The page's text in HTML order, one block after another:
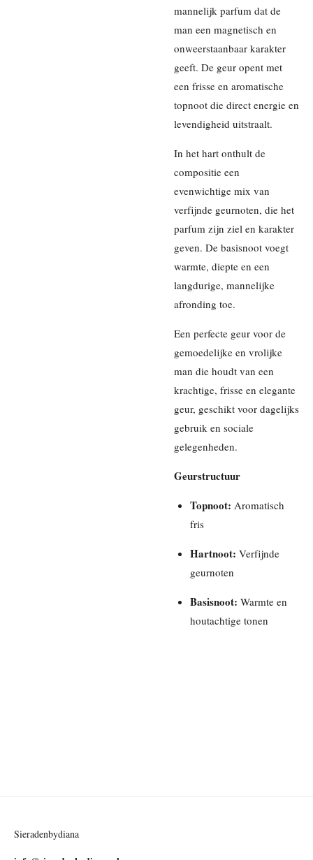
mannelijk parfum dat de
man een magnetisch en
onweerstaanbaar karakter
geeft. De geur opent met
een frisse en aromatische
topnoot die direct energie en
levendigheid uitstraalt.
In het hart onthult de
compositie een
evenwichtige mix van
verfijnde geurnoten, die het
parfum zijn ziel en karakter
geven. De basisnoot voegt
warmte, diepte en een
langdurige, mannelijke
afronding toe.
Een perfecte geur voor de
gemoedelijke en vrolijke
man die houdt van een
krachtige, frisse en elegante
geur, geschikt voor dagelijks
gebruik en sociale
gelegenheden.
Geurstructuur
Topnoot: Aromatisch
fris
Hartnoot: Verfijnde
geurnoten
Basisnoot: Warmte en
houtachtige tonen
Sieradenbydiana